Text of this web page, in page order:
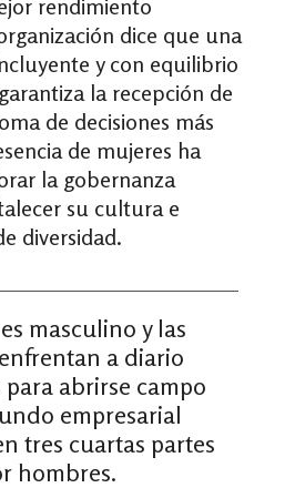
rendimiento
dice que una
y con equilibrio
la recepción de
de decisiones más
de mujeres ha
la gobernanza
su cultura e
diversidad.
masculino y las
a diario
abrirse campo
empresarial
tres cuartas partes
hombres.